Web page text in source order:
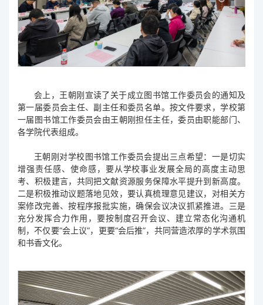
会上，王朝刚宣读了关于成立图书馆工作委员会的通知及
第一届委员会主任、副主任和委员名单。按文件要求，学校第
一届图书馆工作委员会由王朝刚担任主任，委员由职能部门、
各学院代表组成。
王朝刚对学校图书馆工作委员会提出三点希望：一是切实
增强责任感、使命感，要从学校事业发展全局的高度主动思
考、积极建言，共同把文献资源服务保障水平提升到新高度。
二是积极推动议题落地见效，要认真梳理意见建议，对相关方
案修改完善、按程序报批实施，确保会议决议抓紧推进。三是
充分发挥合力作用，要按制度召开会议、建立常态化沟通机
制，不仅要“会上议”，更要“会后推”，共同营造浓厚的学术氛围
和书香文化。